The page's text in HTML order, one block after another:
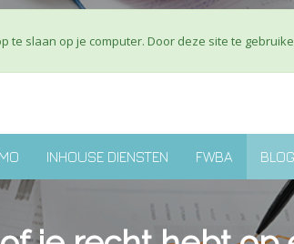
INHOUSE DIENSTEN FWBA BLOG
te slaan op je computer. Door deze site te